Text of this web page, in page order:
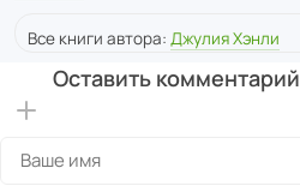
Все книги автора: Джулия Хэнли
Оставить комментарий